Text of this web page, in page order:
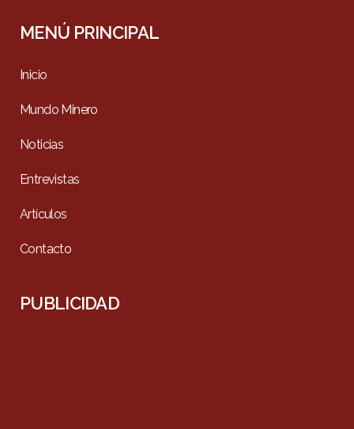
MENÚ PRINCIPAL
Inicio
Mundo Minero
Noticias
Entrevistas
Artículos
Contacto
PUBLICIDAD